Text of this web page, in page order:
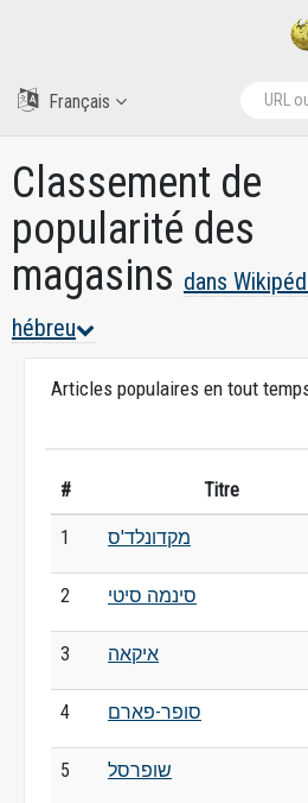
Français
Classement de
popularité des
magasins dans
hébreu
Articles populaires en tout
# Titre
1 מקדונלד'ס
2 סינמה סיטי
3 איקאה
4 סופר-פארם
5 שופרסל